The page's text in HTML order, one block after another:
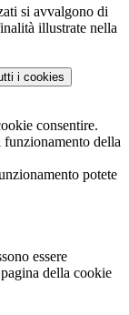
si avvalgono di
illustrate nella
i cookies
consentire.
della
potete
essere
della cookie